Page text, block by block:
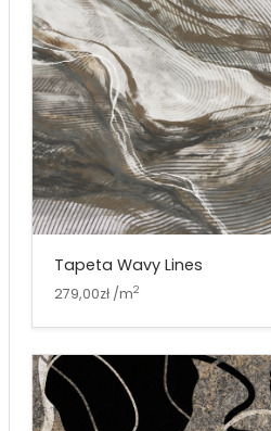
Tapeta Wavy Lines
279,00zł /m2